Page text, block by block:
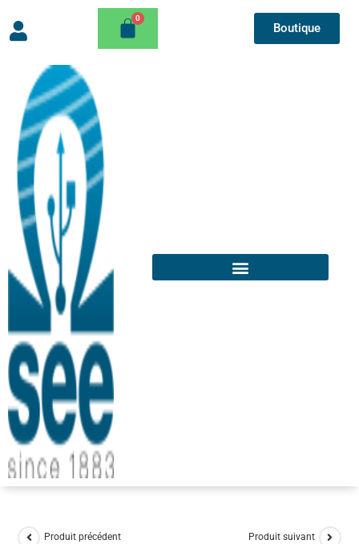
Boutique
Produit précédent Produit suivant